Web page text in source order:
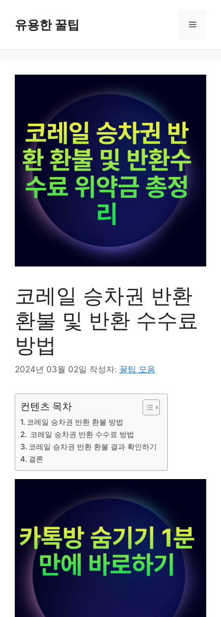
유용한 꿀팁 메
코레일 승차권 반환
환불 및 반환 수수료
방법
2024년 03월 02일 작성자: 꿀팁 모음
컨텐츠 목차
코레일 승차권 반환 환불 방법
코레일 승차권 반환 수수료 방법
코레일 승차권 반환 환불 결과 확인하기
결론